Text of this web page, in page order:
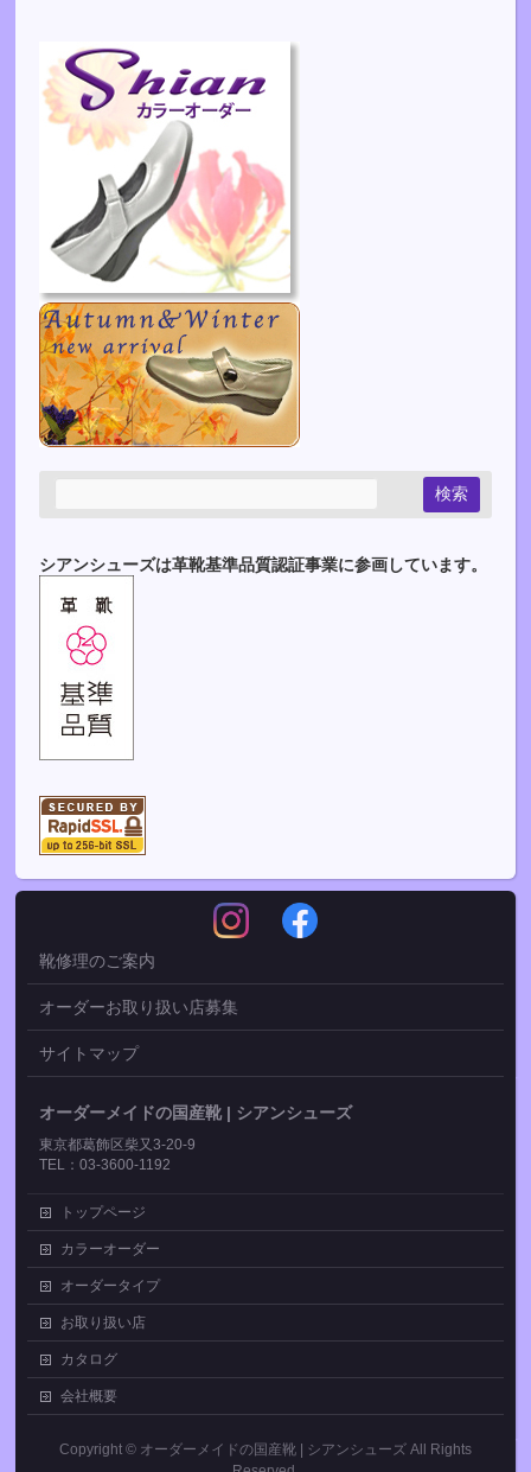
シアンシューズは革靴基準品質認証事業に参画しています。
靴修理のご案内
オーダーお取り扱い店募集
サイトマップ
オーダーメイドの国産靴 | シアンシューズ
東京都葛飾区柴又3-20-9
TEL：03-3600-1192
トップページ
カラーオーダー
オーダータイプ
お取り扱い店
カタログ
会社概要
Copyright © オーダーメイドの国産靴 | シアンシューズAll Rights